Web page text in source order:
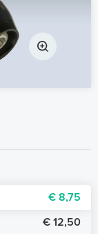
€ 8,75
€ 12,50